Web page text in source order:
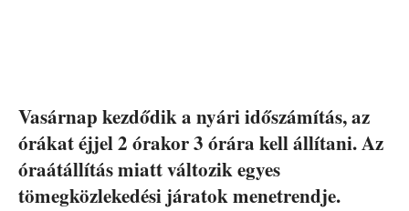
Vasárnap kezdődik a nyári időszámítás, az
órákat éjjel 2 órakor 3 órára kell állítani. Az
óraátállítás miatt változik egyes
tömegközlekedési járatok menetrendje.